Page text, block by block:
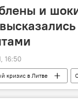
и
16:50
кризис в Литве